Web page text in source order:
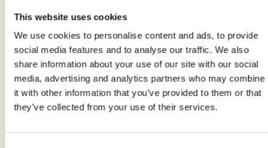
This website uses cookies
We use cookies to personalise content and ads, to provide
social media features and to analyse our traffic. We also
share information about your use of our site with our social
media, advertising and analytics partners who may combine
it with other information that you’ve provided to them or that
they’ve collected from your use of their services.
geschälten und leicht mit einer Gabel
zerdrückten Knoblauchzehen in Öl an.
4
Nehmen Sie die Pfanne für einen Moment vom